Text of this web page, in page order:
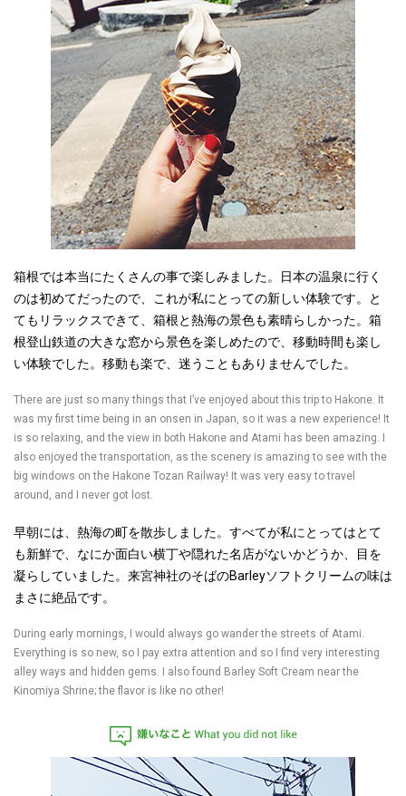
箱根では本当にたくさんの事で楽しみました。日本の温泉に行く
のは初めてだったので、これが私にとっての新しい体験です。と
てもリラックスできて、箱根と熱海の景色も素晴らしかった。箱
根登山鉄道の大きな窓から景色を楽しめたので、移動時間も楽し
い体験でした。移動も楽で、迷うこともありませんでした。
There are just so many things that I’ve enjoyed about this trip to Hakone. It
was my first time being in an onsen in Japan, so it was a new experience! It
is so relaxing, and the view in both Hakone and Atami has been amazing. I
also enjoyed the transportation, as the scenery is amazing to see with the
big windows on the Hakone Tozan Railway! It was very easy to travel
around, and I never got lost.
早朝には、熱海の町を散歩しました。すべてが私にとってはとて
も新鮮で、なにか面白い横丁や隠れた名店がないかどうか、目を
凝らしていました。来宮神社のそばのBarleyソフトクリームの味は
まさに絶品です。
During early mornings, I would always go wander the streets of Atami.
Everything is so new, so I pay extra attention and so I find very interesting
alley ways and hidden gems. I also found Barley Soft Cream near the
Kinomiya Shrine; the flavor is like no other!
嫌いなこと